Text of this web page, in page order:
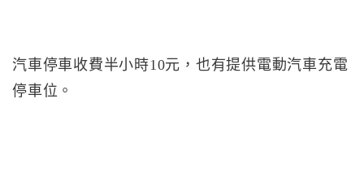
汽車停車收費半小時10元，也有提供電動汽車充電
停車位。